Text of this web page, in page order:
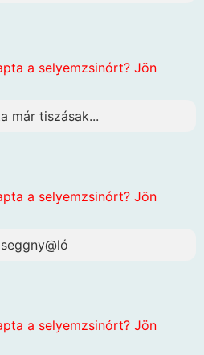
a selyemzsinórt? Jön
már tiszásak...
a selyemzsinórt? Jön
a selyemzsinórt? Jön